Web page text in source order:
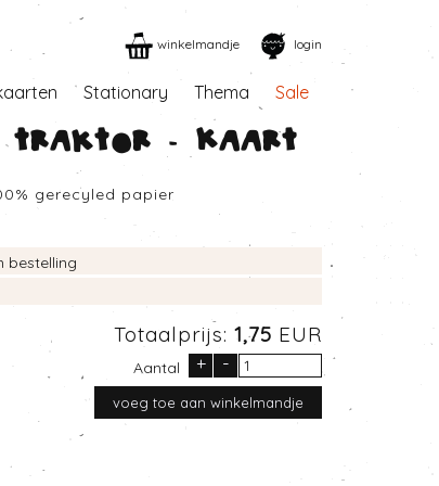
winkelmandje login
Stationary Thema Sale
Traktor - Kaart
gerecyled papier
bestelling
Totaalprijs: 1,75 EUR
Aantal + -